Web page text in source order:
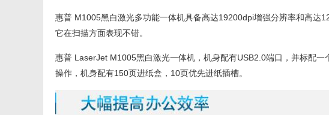
惠普 M1005黑白激光多功能一体机具备高达19200dpi增强分辨率和高达
它在扫描方面表现不错。
惠普 LaserJet M1005黑白激光一体机，机身配有USB2.0端口，并标配
操作，机身配有150页进纸盒，10页优先进纸插槽。